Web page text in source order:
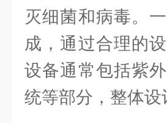
灭细菌和病毒。
成，通过合理的
设备通常包括紫
统等部分，整体